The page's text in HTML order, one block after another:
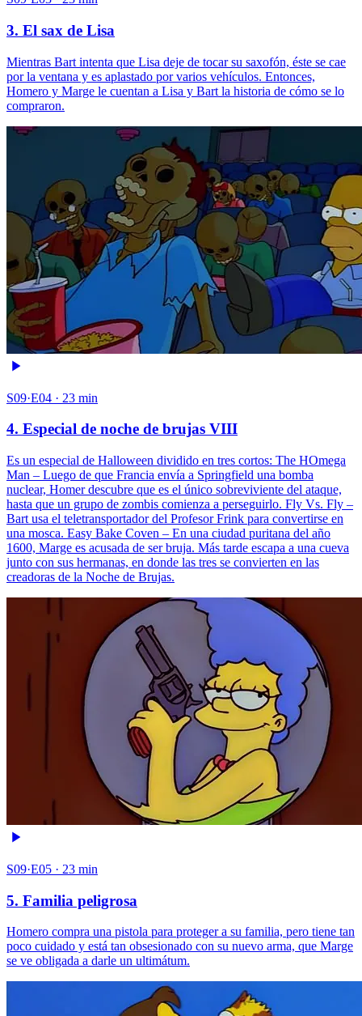
3. El sax de Lisa
Mientras Bart intenta que Lisa deje de tocar su saxofón, éste se cae
por la ventana y es aplastado por varios vehículos. Entonces,
Homero y Marge le cuentan a Lisa y Bart la historia de cómo se lo
compraron.
S09·E04 · 23 min
4. Especial de noche de brujas VIII
Es un especial de Halloween dividido en tres cortos: The HOmega
Man – Luego de que Francia envía a Springfield una bomba
nuclear, Homer descubre que es el único sobreviviente del ataque,
hasta que un grupo de zombis comienza a perseguirlo. Fly Vs. Fly –
Bart usa el teletransportador del Profesor Frink para convertirse en
una mosca. Easy Bake Coven – En una ciudad puritana del año
1600, Marge es acusada de ser bruja. Más tarde escapa a una cueva
junto con sus hermanas, en donde las tres se convierten en las
creadoras de la Noche de Brujas.
S09·E05 · 23 min
5. Familia peligrosa
Homero compra una pistola para proteger a su familia, pero tiene tan
poco cuidado y está tan obsesionado con su nuevo arma, que Marge
se ve obligada a darle un ultimátum.